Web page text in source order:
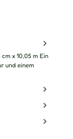
x 10,05 m Ein
und einem